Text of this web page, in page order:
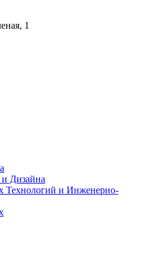
1
Дизайна
Технологий и Инженерно-